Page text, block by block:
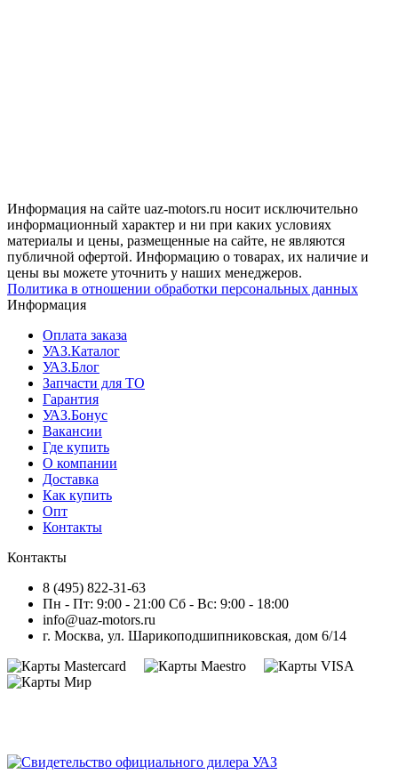
Информация на сайте uaz-motors.ru носит исключительно
информационный характер и ни при каких условиях
материалы и цены, размещенные на сайте, не являются
публичной офертой. Информацию о товарах, их наличие и
цены вы можете уточнить у наших менеджеров.
Политика в отношении обработки персональных данных
Информация
Оплата заказа
УАЗ.Каталог
УАЗ.Блог
Запчасти для ТО
Гарантия
УАЗ.Бонус
Вакансии
Где купить
О компании
Доставка
Как купить
Опт
Контакты
Контакты
8 (495) 822-31-63
Пн - Пт: 9:00 - 21:00 Сб - Вс: 9:00 - 18:00
info@uaz-motors.ru
г. Москва, ул. Шарикоподшипниковская, дом 6/14